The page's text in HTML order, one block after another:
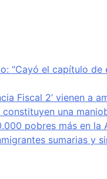
“Cayó el capítulo
Fiscal 2’ vienen a
una
pobres más en la
sumarias y